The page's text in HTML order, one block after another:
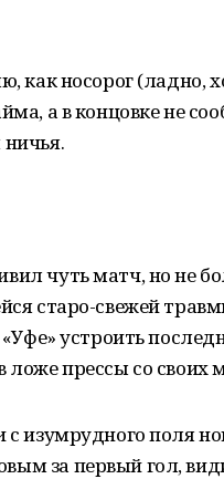
как носорог (ладно,
а в концовке не
чуть матч, но не
старо-свежей
«Уфе» устроить
прессы со своих
изумрудного поля
за первый гол,